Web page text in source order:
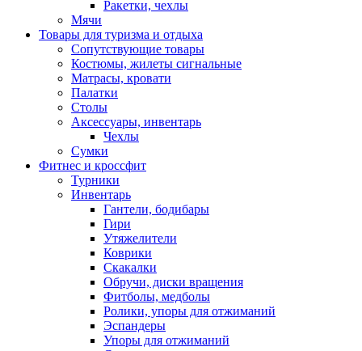
Ракетки, чехлы
Мячи
Товары для туризма и отдыха
Сопутствующие товары
Костюмы, жилеты сигнальные
Матрасы, кровати
Палатки
Столы
Аксессуары, инвентарь
Чехлы
Сумки
Фитнес и кроссфит
Турники
Инвентарь
Гантели, бодибары
Гири
Утяжелители
Коврики
Скакалки
Обручи, диски вращения
Фитболы, медболы
Ролики, упоры для отжиманий
Эспандеры
Упоры для отжиманий